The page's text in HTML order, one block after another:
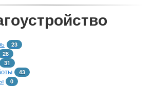
23
28
31
43
0